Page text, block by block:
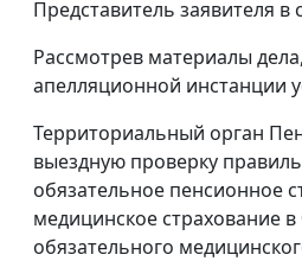
Представитель заявителя
Рассмотрев материалы
апелляционной инстанции
Территориальный орган
выездную проверку
обязательное пенсионное
медицинское страхование
обязательного